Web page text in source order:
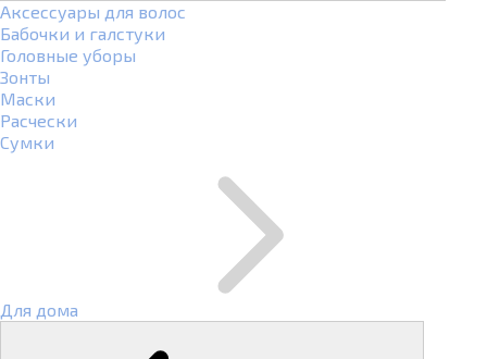
Аксессуары для волос
Бабочки и галстуки
Головные уборы
Зонты
Маски
Расчески
Сумки
Для дома